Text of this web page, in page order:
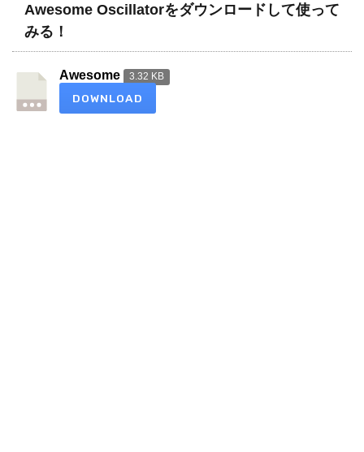
Awesome Oscillatorをダウンロードして使って
みる！
Awesome 3.32 KB
DOWNLOAD